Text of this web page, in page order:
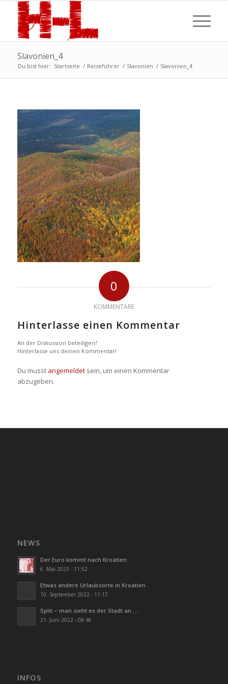
Slavonien_4
Du bist hier: Startseite / Reiseführer / Slavonien / Slavonien_4
0
KOMMENTARE
Hinterlasse einen Kommentar
An der Diskussion beteiligen?
Hinterlasse uns deinen Kommentar!
Du musst angemeldetsein, um einen Kommentar
abzugeben.
NEWS
Der Euro kommt nach Kroatien
6. Mai 2023 - 11:52
Etwas andere Urlaubsorte in Kroatien
10. September 2022 - 11:17
Split – man sieht es der Stadt an ….
21. Juni 2022 - 08:46
INFOS